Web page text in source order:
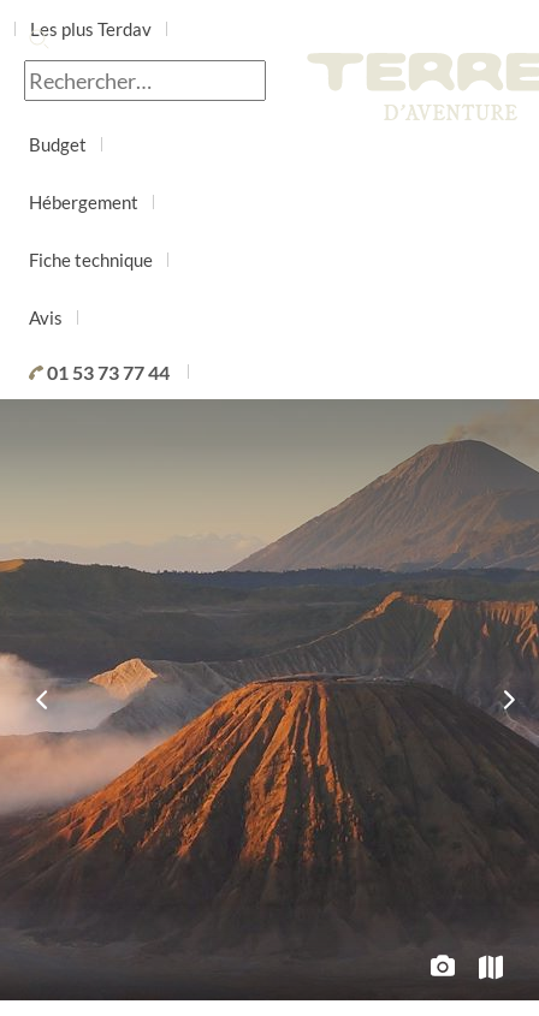
Les plus Terdav
Jour par jour
Budget
Hébergement
Fiche technique
Avis
01 53 73 77 44